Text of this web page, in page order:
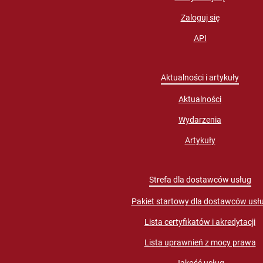
Zaloguj się
API
Aktualności i artykuły
Aktualności
Wydarzenia
Artykuły
Strefa dla dostawców usług
Pakiet startowy dla dostawców
Lista certyfikatów i akredytacji
Lista uprawnień z mocy prawa